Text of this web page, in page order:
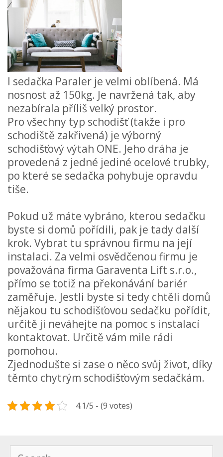
I sedačka Paraler je velmi oblíbená. Má
nosnost až 150kg. Je navržená tak, aby
nezabírala příliš velký prostor.
Pro všechny typ schodišť (takže i pro
schodiště zakřivená) je výborný
schodišťový výtah ONE. Jeho dráha je
provedená z jedné jediné ocelové trubky,
po které se sedačka pohybuje opravdu
tiše.
Pokud už máte vybráno, kterou sedačku
byste si domů pořídili, pak je tady další
krok. Vybrat tu správnou firmu na její
instalaci. Za velmi osvědčenou firmu je
považována firma Garaventa Lift s.r.o.,
přímo se totiž na překonávání bariér
zaměřuje. Jestli byste si tedy chtěli domů
nějakou tu schodišťovou sedačku pořídit,
určitě ji neváhejte na pomoc s instalací
kontaktovat. Určitě vám mile rádi
pomohou.
Zjednodušte si zase o něco svůj život, díky
těmto chytrým schodišťovým sedačkám.
4.1/5 - (9 votes)